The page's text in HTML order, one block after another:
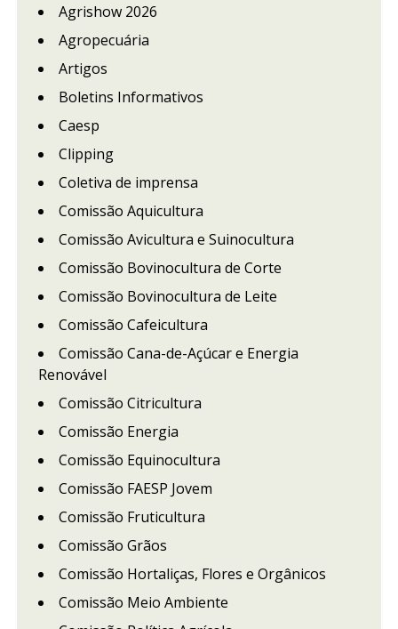
Agrishow 2026
Agropecuária
Artigos
Boletins Informativos
Caesp
Clipping
Coletiva de imprensa
Comissão Aquicultura
Comissão Avicultura e Suinocultura
Comissão Bovinocultura de Corte
Comissão Bovinocultura de Leite
Comissão Cafeicultura
Comissão Cana-de-Açúcar e Energia
Renovável
Comissão Citricultura
Comissão Energia
Comissão Equinocultura
Comissão FAESP Jovem
Comissão Fruticultura
Comissão Grãos
Comissão Hortaliças, Flores e Orgânicos
Comissão Meio Ambiente